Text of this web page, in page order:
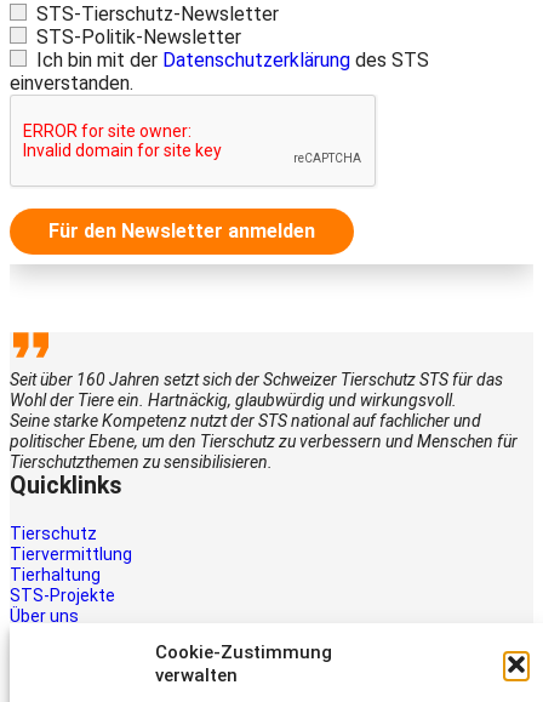
Cookie-Zustimmung
verwalten
STS-Tierschutz-Newsletter
STS-Politik-Newsletter
Ich bin mit der Datenschutzerklärung des STS
einverstanden.
Für den Newsletter anmelden
Seit über 160 Jahren setzt sich der Schweizer Tierschutz STS für das
Wohl der Tiere ein. Hartnäckig, glaubwürdig und wirkungsvoll.
Seine starke Kompetenz nutzt der STS national auf fachlicher und
politischer Ebene, um den Tierschutz zu verbessern und Menschen für
Tierschutzthemen zu sensibilisieren.
Quicklinks
Tierschutz
Tiervermittlung
Tierhaltung
STS-Projekte
Über uns